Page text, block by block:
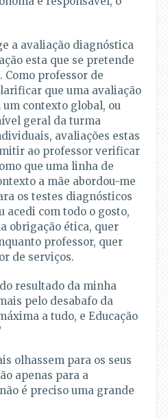
a avaliação diagnóstica
esta que se pretende
Como professor de
que uma avaliação
contexto global, ou
geral da turma
avaliações estas
ao professor verificar
que uma linha de
a mãe abordou-me
os testes diagnósticos
acedi com todo o gosto,
obrigação ética, quer
professor, quer
de serviços.
resultado da minha
pelo desabafo da
a tudo, e Educação
olhassem para os seus
apenas para a
é preciso uma grande